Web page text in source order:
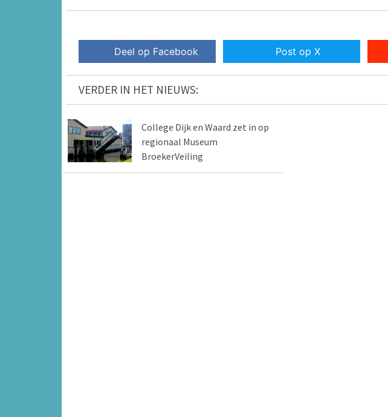
Deel op Facebook Post op X
VERDER IN HET NIEUWS:
College Dijk en Waard zet in op
regionaal Museum
BroekerVeiling